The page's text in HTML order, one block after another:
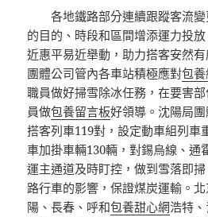
各地鐵路部分連續跟蹤客流
的目的、時段和區間增添運力投
近惠平易近舉動，助力搭客安然
團體公司管內各車站積極應對包養
職員做好掃雪除冰任務，在要害
員做包養留言板好領導。沈陽局
搭客列車119對，設定動車組列車
車加掛車輛130輛，對錫烏線、通
運主通道及時盯控，做到雪落即
路行車的影響，保證煤炭運輸。
陽、長春、呼和包養甜心網浩特